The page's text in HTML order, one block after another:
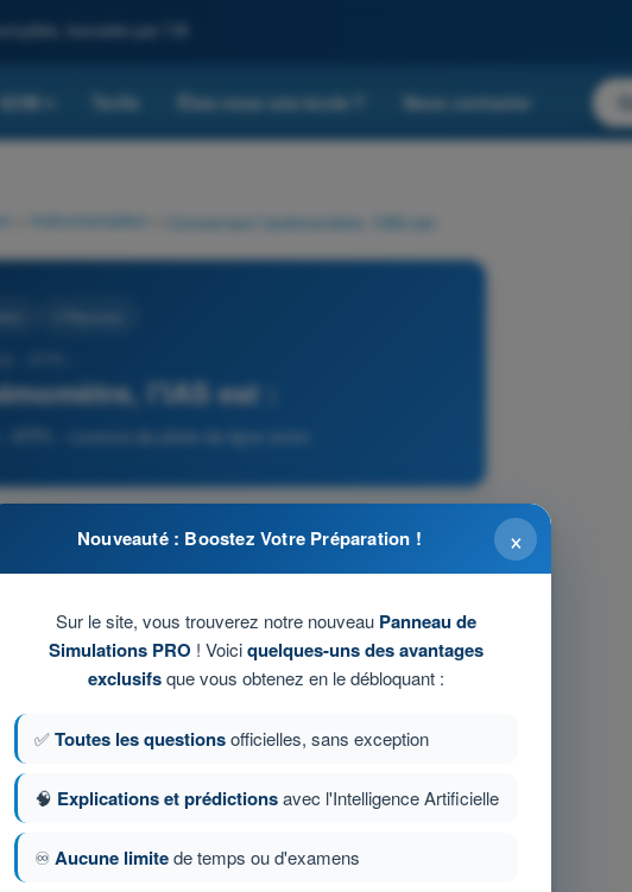
boostée par l'IA
QCM Tarifs Êtes-vous une école ? Nous contacter
Instrumentation Concernant l'anémomètre, l'IAS est :
l'IAS est :
ATPL - Licence de pilote de ligne avion
et de position.
parfaite.
uniquement.
366 sur 977 Question suivante
×
Nouveauté : Boostez Votre Préparation !
Sur le site, vous trouverez notre nouveau Panneau de
Simulations PRO ! Voiciquelques-uns des avantages
exclusifsque vous obtenez en le débloquant :
✅Toutes les questionsofficielles, sans exception
🧠 Explications et prédictionsavec l'Intelligence Artificielle
♾️Aucune limitede temps ou d'examens